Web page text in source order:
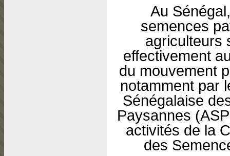
Au
semences
agriculteurs
effectivement
du mouvement
notamment par
Sénégalaise
Paysannes
activités de la
des